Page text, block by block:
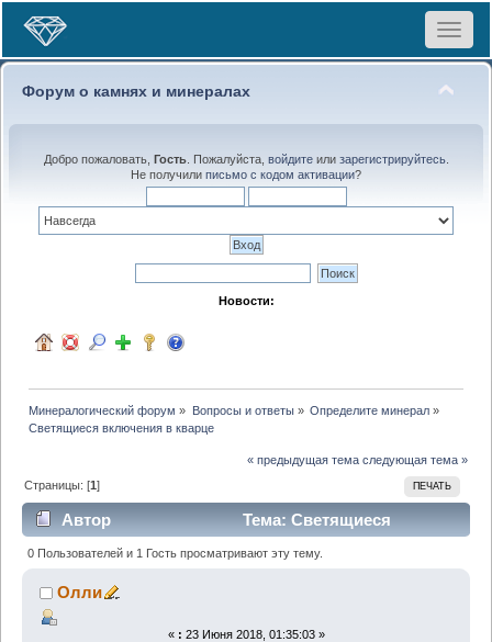
Toggle
Форум о камнях и минералах
Добро пожаловать, Гость. Пожалуйста, войдитеили зарегистрируйтесь.
Не получили письмо с кодом активации?
Новости:
Минералогический форум » Вопросы и ответы» Определите минерал»
Светящиеся включения в кварце
« предыдущая тема следующая тема »
ПЕЧАТЬ
Страницы: [1]
Автор
Тема: Светящиеся
включения в кварце (Прочитано 2493 раз)
0 Пользователей и 1 Гость просматривают эту тему.
Олли
« : 23 Июня 2018, 01:35:03 »